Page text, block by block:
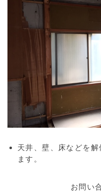
天井、壁、床などを
ます。
お問い